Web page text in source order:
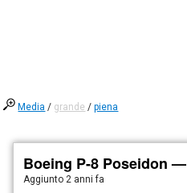
Media / grande /piena
Boeing P-8 Poseidon —
Aggiunto 2 anni fa